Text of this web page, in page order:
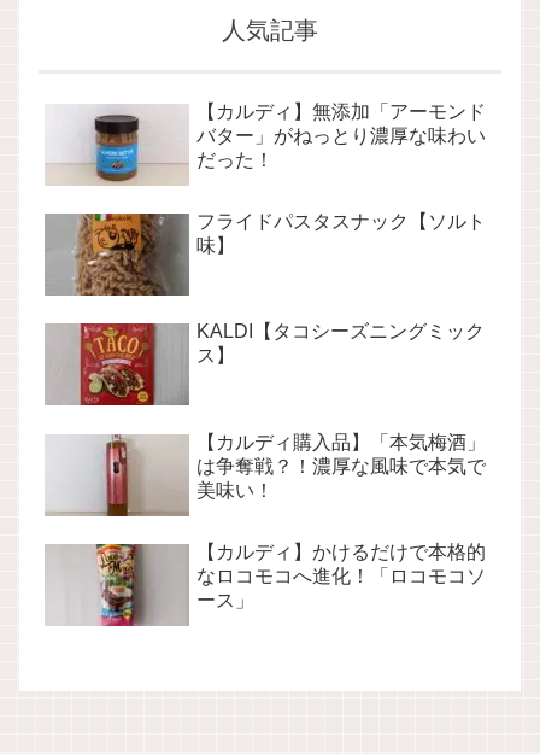
人気記事
【カルディ】無添加「アーモンド
バター」がねっとり濃厚な味わい
だった！
フライドパスタスナック【ソルト
味】
KALDI【タコシーズニングミック
ス】
【カルディ購入品】「本気梅酒」
は争奪戦？！濃厚な風味で本気で
美味い！
【カルディ】かけるだけで本格的
なロコモコへ進化！「ロコモコソ
ース」